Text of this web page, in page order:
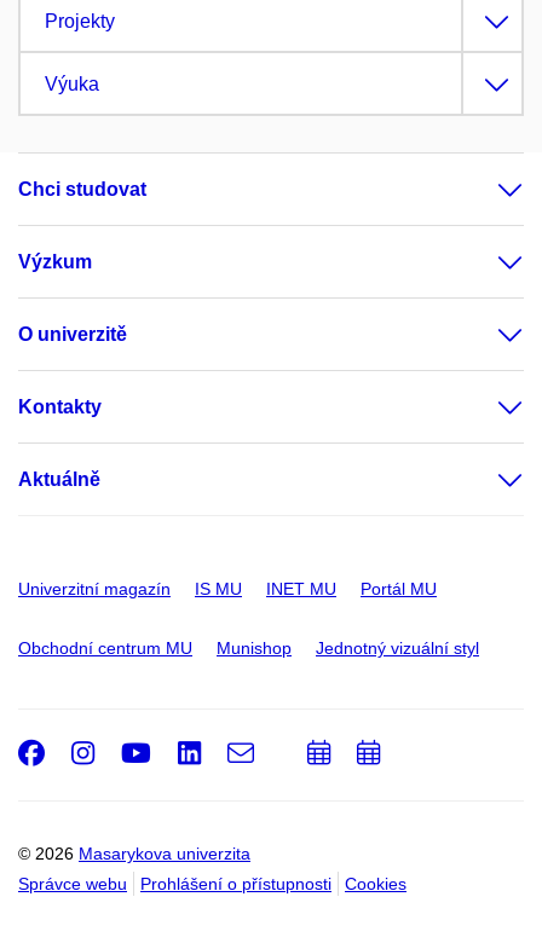
Projekty
Výuka
Chci studovat
Výzkum
O univerzitě
Kontakty
Aktuálně
Univerzitní magazín IS MU INET MU Portál MU
Obchodní centrum MU Munishop Jednotný vizuální styl
© 2026 Masarykova univerzita
Správce webu
Prohlášení o přístupnosti Cookies
Facebook
Instagram
Youtube
LinkedIn
e-
PřidatPřidat